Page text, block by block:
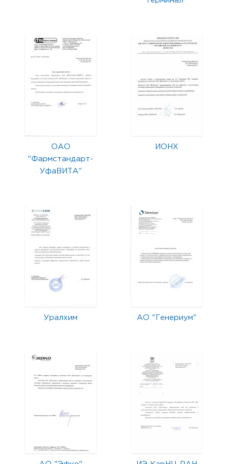
ОАО
"Фармстандарт-
УфаВИТА"
ИОНХ
Уралхим АО "Генериум"